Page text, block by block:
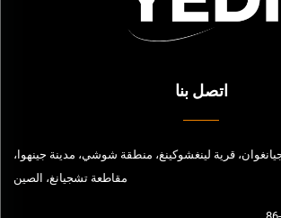
اتصل بنا
جيانغوان، قرية لينغشوكينغ، منطقة شوشي، مدينة جينهوا،
مقاطعة تشجيانغ، الصين